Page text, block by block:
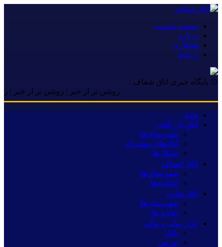
صفحه نخست
درباره
همکاری
ارتباط
۞ پایگاه خبری اتاق شفاف :
روشن تر از خبر | روشن تر از خبر | روشن
خانه
اتاق بازرگانی
شهرستان‌ها
اتاق‌های مشترک
تشکل‌ها
اتاق اصناف
شهرستان‌ها
اتحادیه‌ها
اتاق تعاون
شهرستان‌ها
تعاونی‌ها
بازار پولی و مالی
بانک
بورس